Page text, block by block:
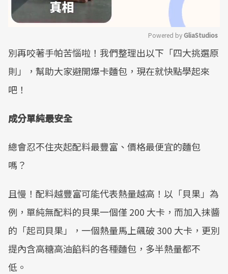
Mute
Powered by GliaStudios
別再咬著手帕苦惱啦！我們整理出以下「四大挑選原
則」，幫助大家避開爆卡麵包，現在就快點學起來
吧！
成分單純最安全
總會忍不住夾起配料最豐富、價格最便宜的麵包
嗎？
且慢！配料越豐富可能代表熱量越高！以「貝果」為
例，單純無配料的貝果一個僅 200 大卡，而加入抹醬
的「起司貝果」，一個熱量馬上飆破 300 大卡，更別
提內含高糖高油餡料的各種麵包，多半熱量都不
低。